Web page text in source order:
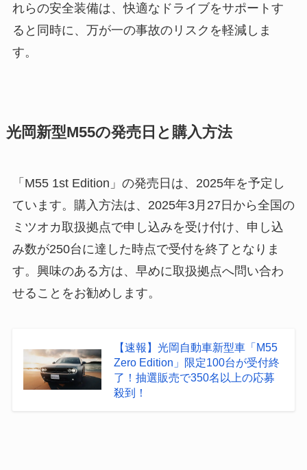
れらの安全装備は、快適なドライブをサポートす
ると同時に、万が一の事故のリスクを軽減しま
す。
光岡新型M55の発売日と購入方法
「M55 1st Edition」の発売日は、2025年を予定し
ています。購入方法は、2025年3月27日から全国の
ミツオカ取扱拠点で申し込みを受け付け、申し込
み数が250台に達した時点で受付を終了となりま
す。興味のある方は、早めに取扱拠点へ問い合わ
せることをお勧めします。
【速報】光岡自動車新型車「M55
Zero Edition」限定100台が受付終
了！抽選販売で350名以上の応募
殺到！